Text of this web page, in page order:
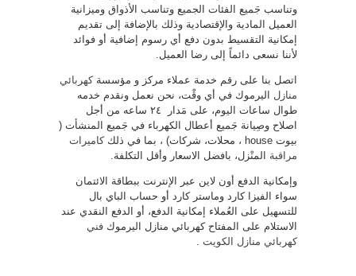
وتناسب جَميع الفئات الجميع وتناسب الأذواق وميزانية
العميل المادية والإقتصادية وذلك بالإضافة إلى تقديم
إمكانية التقسيط بدون دفع أي رسوم إضافية أو فوائد
لأننا نسعى دائماً إلى رضا العميل.
اتصل بنا على رقم خدمة عملاء مركز و مؤسسةكهربائي
منازل اليرموك في أي وقْت، نحن نعمل ونقدم خدمه
طوال ساعات اليوم، على مَدار ٢٤ ساعه من أجل
اصلاح وصِيانة جَميع أعطال الكهرباء في جَميع المنشأت (
بيوت house ، محلات، شركات) ، بما في ذلك
كاميرات
مراقبة المنْزل، بافضل الاسعار وأقل التكلفة.
وإمكانية الدفع أون لاين عبر الإنترنت ببطاقة الائتمان
سواء الفيزا كارد وماستر كارد أو حساب الباي بال
للتسهيل على العُملاء إمكانية الدفع، أو الدفع النقدي عند
الاستلام على المفتاح كهربائي منازل اليرموك فني
كهربائي منازل الكويت